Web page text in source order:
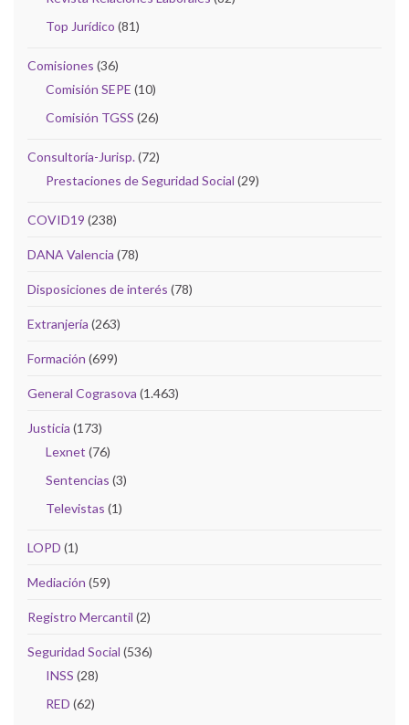
Top Jurídico (81)
Comisiones (36)
Comisión SEPE (10)
Comisión TGSS (26)
Consultoría-Jurisp.(72)
Prestaciones de Seguridad Social (29)
COVID19 (238)
DANA Valencia (78)
Disposiciones de interés (78)
Extranjería (263)
Formación (699)
General Cograsova (1.463)
Justicia (173)
Lexnet (76)
Sentencias (3)
Televistas (1)
LOPD (1)
Mediación (59)
Registro Mercantil (2)
Seguridad Social (536)
INSS (28)
RED (62)